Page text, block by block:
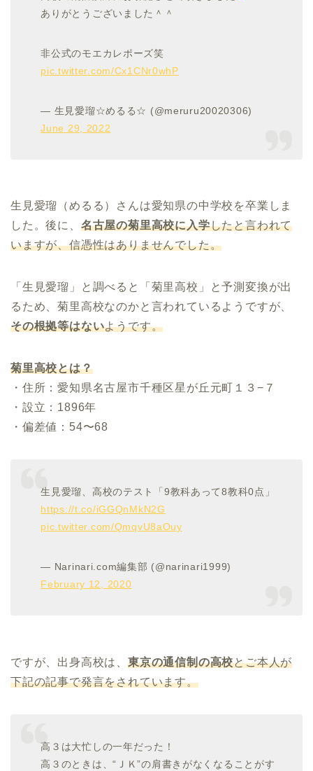
ありがとうございました＾＾
非公式のモエカレポーズ笑
pic.twitter.com/Cx1CNr0whP
— 生見愛瑠☆めるる☆ (@meruru20020306)
June 29, 2022
生見愛瑠（めるる）さんは愛知県の中学校を卒業しま
した。後に、 名古屋の菊里高校に入学したと言われて
いますが、信憑性はありませんでした。
「生見愛瑠」と調べると「菊里高校」と予測変換が出
るため、菊里高校なのかと言われているようですが、
その根拠等はないようです。
菊里高校とは？
・住所：愛知県名古屋市千種区星が丘元町１３−７
・設立：1896年
・偏差値：54〜68
生見愛瑠、高校のテスト「9教科あって8教科0点」
https://t.co/iGGQnMkN2G
pic.twitter.com/QmqvU8aOuy
— Narinari.com編集部 (@narinari1999)
February 12, 2020
ですが、出身高校は、 東京の通信制の高校とご本人が
下記の記事で発言をされています。
高３は大忙しの一年だった！
高３のときは、“ＪＫ”の肩書きがなくなることがす